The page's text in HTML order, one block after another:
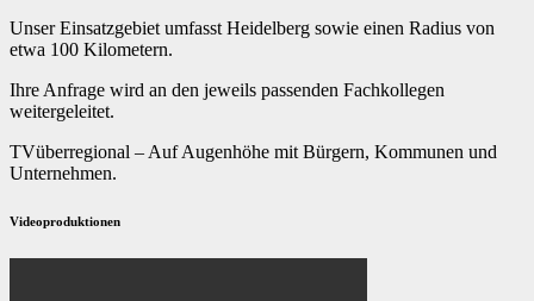
Unser Einsatzgebiet umfasst Heidelberg sowie einen Radius von
etwa 100 Kilometern.
Ihre Anfrage wird an den jeweils passenden Fachkollegen
weitergeleitet.
TVüberregional – Auf Augenhöhe mit Bürgern, Kommunen und
Unternehmen.
Videoproduktionen